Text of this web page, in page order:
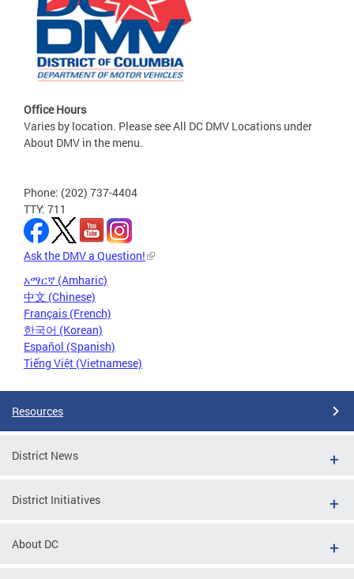
Office Hours
Varies by location. Please see All DC DMV Locations under
About DMV in the menu.
Phone: (202) 737-4404
TTY: 711
Ask the DMV a Question!
አማርኛ (Amharic)
中文 (Chinese)
Français (French)
한국어 (Korean)
Español (Spanish)
Tiếng Việt (Vietnamese)
Resources
District News
District Initiatives
About DC